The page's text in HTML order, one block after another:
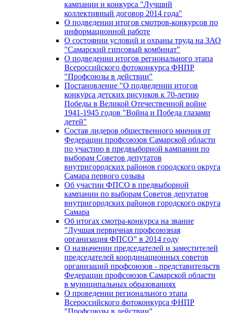
кампании и конкурса "Лучший
коллективный договор 2014 года"
О подведении итогов смотров-конкурсов по
информационной работе
О состоянии условий и охраны труда на ЗАО
"Самарский гипсовый комбинат"
О подведении итогов регионального этапа
Всероссийского фотоконкурса ФНПР
"Профсоюзы в действии"
Постановление "О подведении итогов
конкурса детских рисунков к 70-летию
Победы в Великой Отечественной войне
1941-1945 годов "Война и Победа глазами
детей"
Состав лидеров общественного мнения от
Федерации профсоюзов Самарской области
по участию в предвыборной кампании по
выборам Советов депутатов
внутригородских районов городского округа
Самара первого созыва
Об участии ФПСО в предвыборной
кампании по выборам Советов депутатов
внутригородских районов городского округа
Самара
Об итогах смотра-конкурса на звание
"Лучшая первичная профсоюзная
организация ФПСО" в 2014 году
О назначении председателей и заместителей
председателей координационных советов
организаций профсоюзов - представительств
Федерации профсоюзов Самарской области
в муниципальных образованиях
О проведении регионального этапа
Всероссийского фотоконкурса ФНПР
"Профсоюзы в действии"